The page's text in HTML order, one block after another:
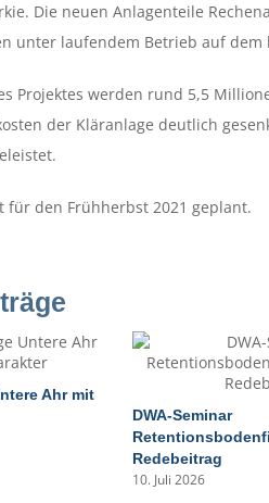
Die neuen Anlagenteile
unter laufendem Betrieb auf
Projektes werden rund 5,5
der Kläranlage deutlich
für den Frühherbst 2021 geplant.
Ahr mit
DWA-Seminar
Redebeitrag
10. Juli 2026